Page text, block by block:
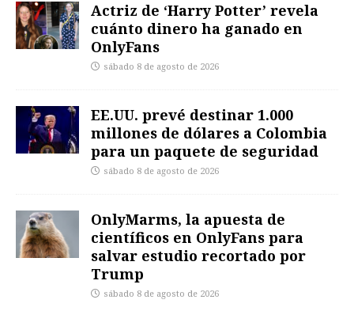
Actriz de ‘Harry Potter’ revela
cuánto dinero ha ganado en
OnlyFans
sábado 8 de agosto de 2026
EE.UU. prevé destinar 1.000
millones de dólares a Colombia
para un paquete de seguridad
sábado 8 de agosto de 2026
OnlyMarms, la apuesta de
científicos en OnlyFans para
salvar estudio recortado por
Trump
sábado 8 de agosto de 2026